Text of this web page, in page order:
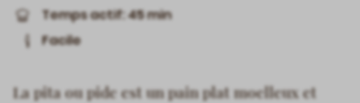
Temps actif: 45 min
Facile
La pita ou pide est un pain plat moelleux et